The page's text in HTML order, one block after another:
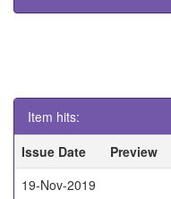
Item hits:
Issue Date
Preview
19-Nov-2019